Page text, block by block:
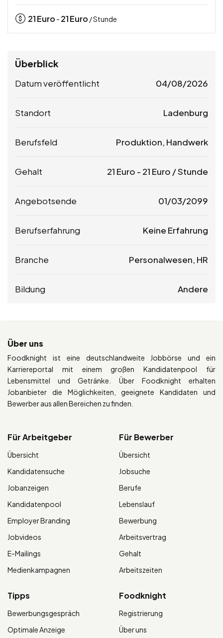
21Euro - 21Euro / Stunde
Überblick
Datum veröffentlicht 04/08/2026
Standort Ladenburg
Berufsfeld Produktion, Handwerk
Gehalt 21 Euro - 21 Euro / Stunde
Angebotsende 01/03/2099
Berufserfahrung Keine Erfahrung
Branche Personalwesen, HR
Bildung Andere
Über uns
Foodknight ist eine deutschlandweite Jobbörse und ein
Karriereportal mit einem großen Kandidatenpool für
Lebensmittel und Getränke. Über Foodknight erhalten
Jobanbieter die Möglichkeiten, geeignete Kandidaten und
Bewerber aus allen Bereichen zu finden.
Für Arbeitgeber
Übersicht
Kandidatensuche
Jobanzeigen
Kandidatenpool
Employer Branding
Jobvideos
E-Mailings
Medienkampagnen
Für Bewerber
Übersicht
Jobsuche
Berufe
Lebenslauf
Bewerbung
Arbeitsvertrag
Gehalt
Arbeitszeiten
Tipps
Bewerbungsgespräch
Optimale Anzeige
Foodknight
Registrierung
Über uns